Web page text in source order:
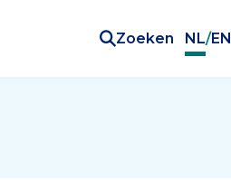
Zoeken NL/EN